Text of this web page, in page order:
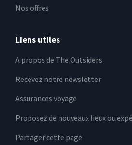
Nos offres
Liens utiles
A propos de The Outsiders
Recevez notre newsletter
Assurances voyage
Proposez de nouveaux lieux ou
Partager cette page